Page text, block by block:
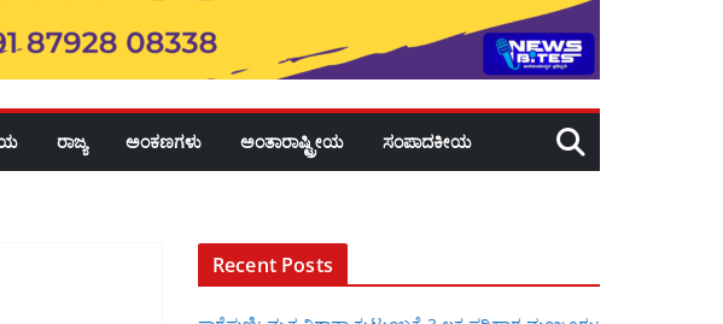
ರಾಜ್ಯ ಅಂಕಣಗಳು ಅಂತಾರಾಷ್ಟ್ರೀಯ ಸಂಪಾದಕೀಯ
Recent Posts